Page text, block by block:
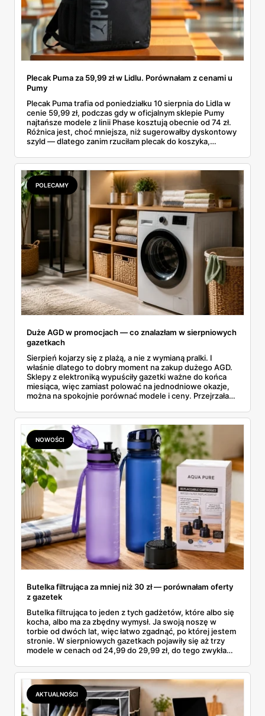
Plecak Puma za 59,99 zł w Lidlu. Porównałam z cenami u
Pumy
Plecak Puma trafia od poniedziałku 10 sierpnia do Lidla w
cenie 59,99 zł, podczas gdy w oficjalnym sklepie Pumy
najtańsze modele z linii Phase kosztują obecnie od 74 zł.
Różnica jest, choć mniejsza, niż sugerowałby dyskontowy
szyld — dlatego zanim rzuciłam plecak do koszyka,
rozpiska: co dokładnie sprzedaje Lidl, ile kosztują
odpowiedniki u producenta i komu ten zakup naprawdę
się opłaci.
POLECAMY
Duże AGD w promocjach — co znalazłam w sierpniowych
gazetkach
Sierpień kojarzy się z plażą, a nie z wymianą pralki. I
właśnie dlatego to dobry moment na zakup dużego AGD.
Sklepy z elektroniką wypuściły gazetki ważne do końca
miesiąca, więc zamiast polować na jednodniowe okazje,
można na spokojnie porównać modele i ceny. Przejrzałam
znalazłam, z cenami i terminami.
NOWOŚCI
Butelka filtrująca za mniej niż 30 zł — porównałam oferty
z gazetek
Butelka filtrująca to jeden z tych gadżetów, które albo się
kocha, albo ma za zbędny wymysł. Ja swoją noszę w
torbie od dwóch lat, więc łatwo zgadnąć, po której jestem
stronie. W sierpniowych gazetkach pojawiły się aż trzy
modele w cenach od 24,99 do 29,99 zł, do tego zwykła
wszystkie oferty i policzyłam, kiedy taki zakup faktycznie
się opłaca.
AKTUALNOŚCI